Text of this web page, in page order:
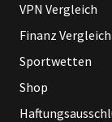
VPN Vergleich
Finanz Vergleich
Sportwetten
Shop